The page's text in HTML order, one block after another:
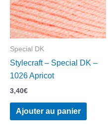
Special DK
Stylecraft – Special DK –
1026 Apricot
3,40€
Ajouter au panier